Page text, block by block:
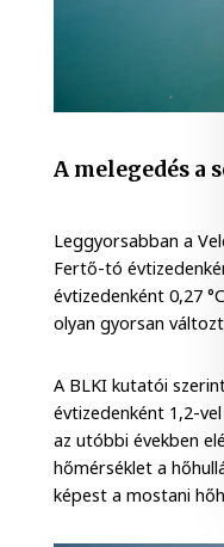
A melegedés
Leggyorsabban a
Fertő-tó
évtizedenként 0,27
olyan gyorsan
A BLKI kutatói
évtizedenként 1,2-
az utóbbi években
hőmérséklet a
képest a mostani